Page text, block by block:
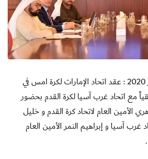
دبي / الأربعاء 19 فبراير 2020 : عقد اتحاد الإمارات لكرة امس في
مع اتحاد غرب آسيا لكرة القدم بحضور
الأمين العام لاتحاد كرة القدم و خليل
غرب آسيا و إبراهيم النمر الأمين العام
.